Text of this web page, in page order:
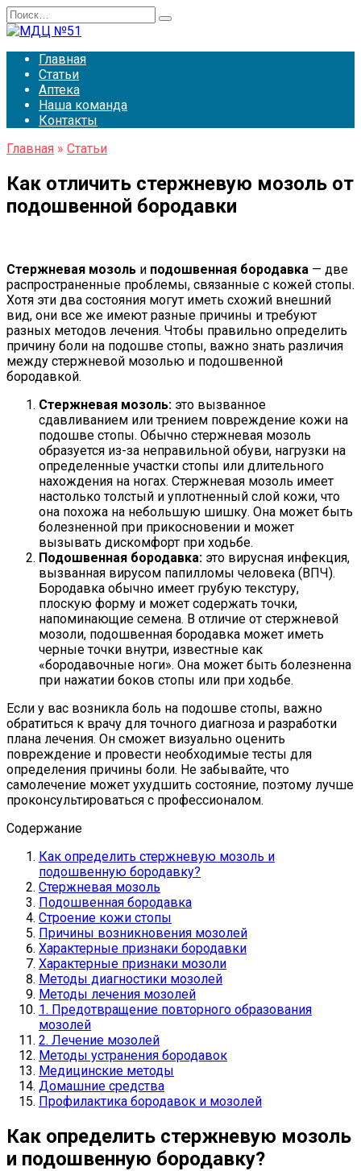
Перейти
к
Search
for:
Главная
Статьи
Аптека
Наша команда
Контакты
Главная » Статьи
Как отличить стержневую мозоль от
подошвенной бородавки
Стержневая мозоль и подошвенная бородавка — две
распространенные проблемы, связанные с кожей стопы.
Хотя эти два состояния могут иметь схожий внешний
вид, они все же имеют разные причины и требуют
разных методов лечения. Чтобы правильно определить
причину боли на подошве стопы, важно знать различия
между стержневой мозолью и подошвенной
бородавкой.
Стержневая мозоль: это вызванное
сдавливанием или трением повреждение кожи на
подошве стопы. Обычно стержневая мозоль
образуется из-за неправильной обуви, нагрузки на
определенные участки стопы или длительного
нахождения на ногах. Стержневая мозоль имеет
настолько толстый и уплотненный слой кожи, что
она похожа на небольшую шишку. Она может быть
болезненной при прикосновении и может
вызывать дискомфорт при ходьбе.
Подошвенная бородавка: это вирусная инфекция,
вызванная вирусом папилломы человека (ВПЧ).
Бородавка обычно имеет грубую текстуру,
плоскую форму и может содержать точки,
напоминающие семена. В отличие от стержневой
мозоли, подошвенная бородавка может иметь
черные точки внутри, известные как
«бородавочные ноги». Она может быть болезненна
при нажатии боков стопы или при ходьбе.
Если у вас возникла боль на подошве стопы, важно
обратиться к врачу для точного диагноза и разработки
плана лечения. Он сможет визуально оценить
повреждение и провести необходимые тесты для
определения причины боли. Не забывайте, что
самолечение может ухудшить состояние, поэтому лучше
проконсультироваться с профессионалом.
Содержание
Как определить стержневую мозоль и
подошвенную бородавку?
Стержневая мозоль
Подошвенная бородавка
Строение кожи стопы
Причины возникновения мозолей
Характерные признаки бородавки
Характерные признаки мозоли
Методы диагностики мозолей
Методы лечения мозолей
1. Предотвращение повторного образования
мозолей
2. Лечение мозолей
Методы устранения бородавок
Медицинские методы
Домашние средства
Профилактика бородавок и мозолей
Как определить стержневую мозоль
и подошвенную бородавку?